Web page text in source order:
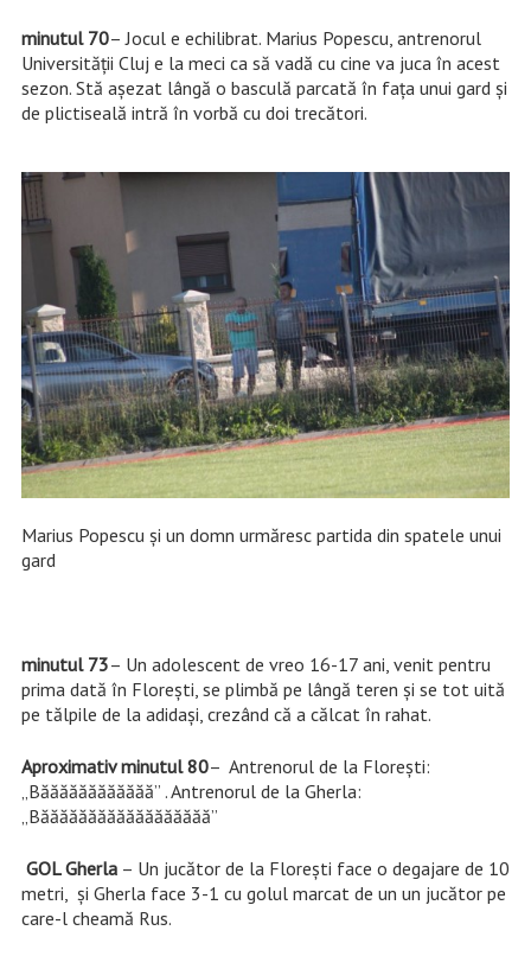
minutul 70– Jocul e echilibrat. Marius Popescu, antrenorul
Universității Cluj e la meci ca să vadă cu cine va juca în acest
sezon. Stă așezat lângă o basculă parcată în fața unui gard și
de plictiseală intră în vorbă cu doi trecători.
Marius Popescu și un domn urmăresc partida din spatele unui
gard
minutul 73– Un adolescent de vreo 16-17 ani, venit pentru
prima dată în Florești, se plimbă pe lângă teren și se tot uită
pe tălpile de la adidași, crezând că a călcat în rahat.
Aproximativ minutul 80– Antrenorul de la Florești:
„Băăăăăăăăăăăă” . Antrenorul de la Gherla:
„Băăăăăăăăăăăăăăăăăă”
GOL Gherla– Un jucător de la Florești face o degajare de 10
metri, și Gherla face 3-1 cu golul marcat de un un jucător pe
care-l cheamă Rus.